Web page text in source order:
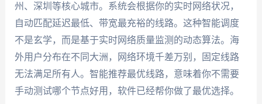
州、深圳等核心城市。系统会根据你的实时网络状况，
自动匹配延迟最低、带宽最充裕的线路。这种智能调度
不是玄学，而是基于实时网络质量监测的动态算法。海
外用户分布在不同大洲，网络环境千差万别，固定线路
无法满足所有人。智能推荐最优线路，意味着你不需要
手动测试哪个节点好用，软件已经帮你做了最优选择。